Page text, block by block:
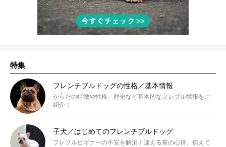
特集
フレンチブルドッグの性格／基本情報
からだの特徴や性格、歴史など基本的なフレブル情報をご
紹介！
子犬／はじめてのフレンチブルドッグ
フレブルビギナーの不安を解消！迎える前の心得、揃えて